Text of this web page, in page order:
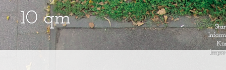
Menu
Skip to content
10QM –